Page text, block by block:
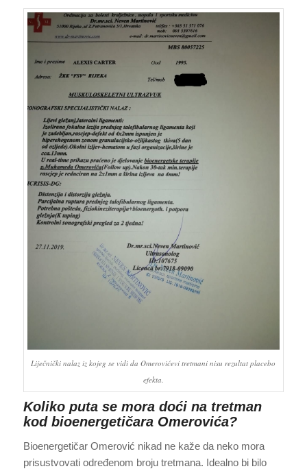
Liječnički nalaz iz kojeg se vidi da Omerovićevi tretmani nisu rezultat placebo
efekta.
Koliko puta se mora doći na tretman
kod bioenergetičara Omerovića?
Bioenergetičar Omerović nikad ne kaže da neko mora
prisustvovati određenom broju tretmana. Idealno bi bilo